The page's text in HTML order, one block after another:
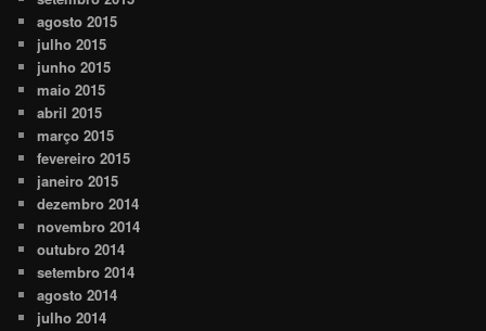
agosto 2015
julho 2015
junho 2015
maio 2015
abril 2015
março 2015
fevereiro 2015
janeiro 2015
dezembro 2014
novembro 2014
outubro 2014
setembro 2014
agosto 2014
julho 2014